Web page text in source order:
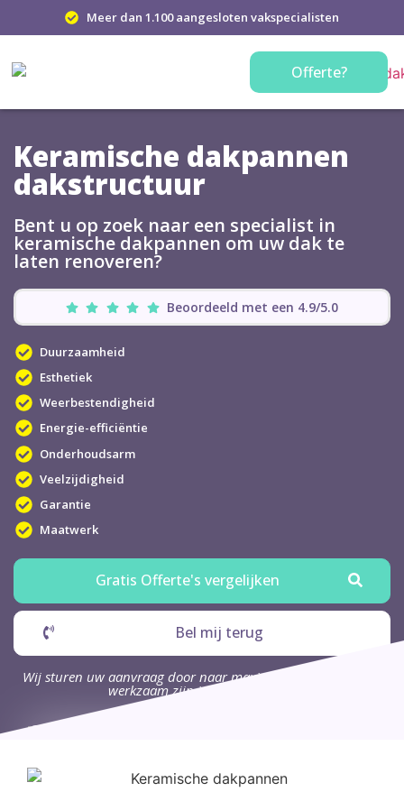
Meer dan 1.100 aangesloten vakspecialisten
Offerte?
Keramische dakpannen
dakstructuur
Bent u op zoek naar een specialist in
keramische dakpannen om uw dak te
laten renoveren?
Beoordeeld met een 4.9/5.0
Duurzaamheid
Esthetiek
Weerbestendigheid
Energie-efficiëntie
Onderhoudsarm
Veelzijdigheid
Garantie
Maatwerk
Gratis Offerte's vergelijken
Bel mij terug
Wij sturen uw aanvraag door naar maximaal 4 bedrijven die
werkzaam zijn in uw omgeving.